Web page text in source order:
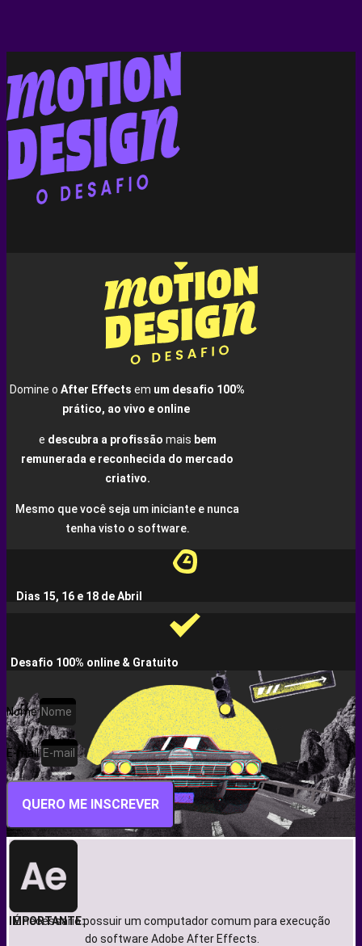
Domine o After Effects em um desafio 100%
prático, ao vivo e online
e descubra a profissão mais bem
remunerada e reconhecida do mercado
criativo.
Mesmo que você seja um iniciante e nunca
tenha visto o software.
Dias 15, 16 e 18 de Abril
Desafio 100% online & Gratuito
Nome
E-mail
QUERO ME INSCREVER
IMPORTANTE:
É necessário possuir um computador comum para execução
do software Adobe After Effects.